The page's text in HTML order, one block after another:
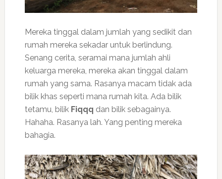
Mereka tinggal dalam jumlah yang sedikit dan
rumah mereka sekadar untuk berlindung.
Senang cerita, seramai mana jumlah ahli
keluarga mereka, mereka akan tinggal dalam
rumah yang sama. Rasanya macam tidak ada
bilik khas seperti mana rumah kita. Ada bilik
tetamu, bilik Fiqqq dan bilik sebagainya.
Hahaha. Rasanya lah. Yang penting mereka
bahagia.